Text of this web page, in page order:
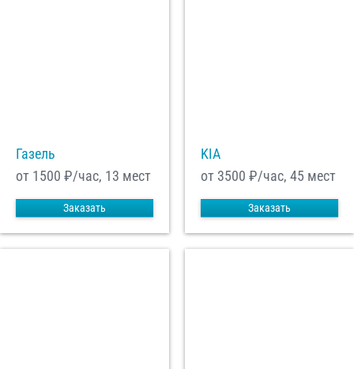
Газель
от 1500 ₽/час, 13 мест
Заказать
KIA
от 3500 ₽/час, 45 мест
Заказать